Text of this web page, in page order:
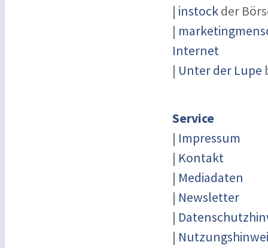
| instockder
|
Internet
| Unter der Lupe
Service
| Impressum
| Kontakt
| Mediadaten
| Newsletter
|
|